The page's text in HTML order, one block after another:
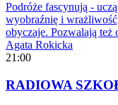
Podróże fascynują -
wyobraźnię i
obyczaje. Pozwalają
Agata Rokicka
21:00
RADIOWA